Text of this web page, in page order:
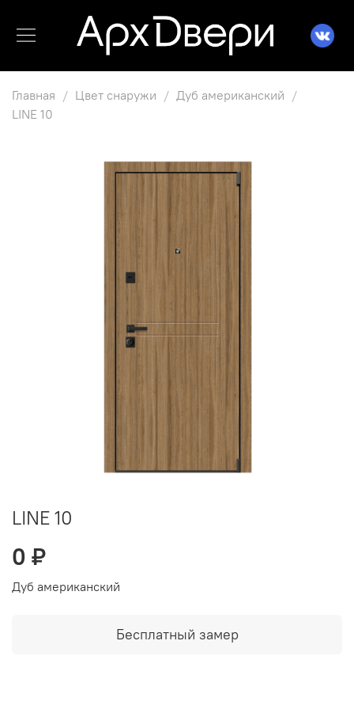
Главная Цвет снаружи
Дуб американский
LINE 10
LINE 10
0 ₽
Дуб американский
Бесплатный замер